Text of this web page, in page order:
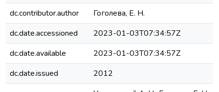
dc.contributor.author
Гоголева, Е. Н.
dc.date.accessioned
2023-01-03T07:34:57Z
dc.date.available
2023-01-03T07:34:57Z
dc.date.issued
2012